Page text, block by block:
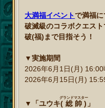
大満福イベントで満福
破滅級のコラボクエス
破(福)まで目指そう！
▼実施期間
2026年6月1日(月) 16:00
2026年6月15日(月)
▼「ユウキ(総帥)
グランドマスター
」